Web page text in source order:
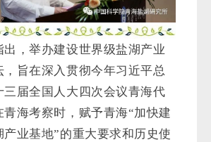
，举办建设世界级盐湖产业
，旨在深入贯彻今年习近平总
三届全国人大四次会议青海代
海考察时，赋予青海“加快建
业基地”的重大要求和历史使